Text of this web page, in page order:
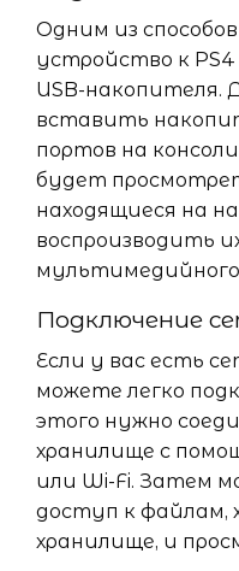
Одним из
устройство к
USB-накопителя.
вставить
портов на
будет
находящиеся на
воспроизводить
Подключение
Если у вас есть
можете легко
этого нужно
хранилище с
или Wi-Fi. Затем
доступ к файлам,
хранилище, и